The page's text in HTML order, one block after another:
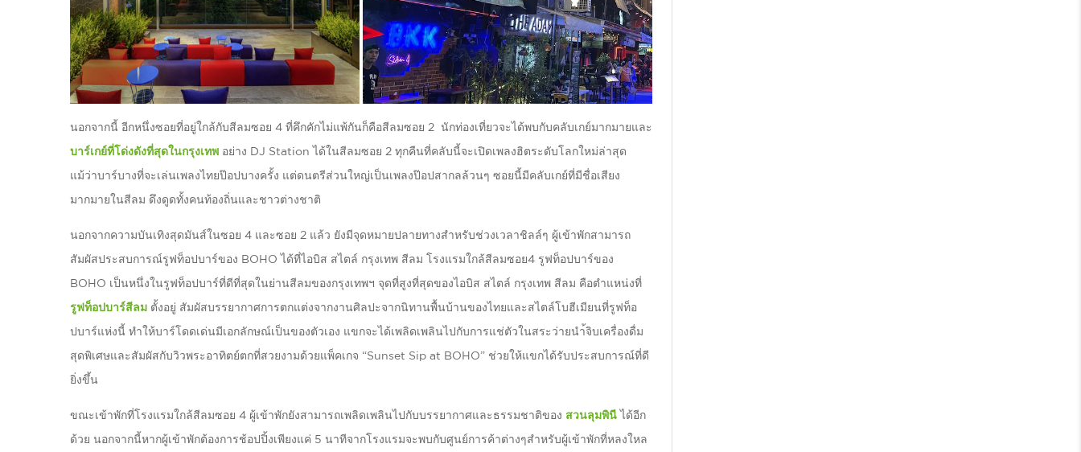
นอกจากนี้ อีกหนึ่งซอยที่อยู่ใกล้กับสีลมซอย 4 ที่คึกคักไม่แพ้กันก็คือสีลมซอย 2 นักท่องเที่ยวจะได้พบกับคลับเกย์มากมายและ
บาร์เกย์ที่โด่งดังที่สุดในกรุงเทพ อย่าง DJ Station ได้ในสีลมซอย 2 ทุกคืนที่คลับนี้จะเปิดเพลงฮิตระดับโลกใหม่ล่าสุด
แม้ว่าบาร์บางที่จะเล่นเพลงไทยป๊อปบางครั้ง แต่ดนตรีส่วนใหญ่เป็นเพลงป๊อปสากลล้วนๆ ซอยนี้มีคลับเกย์ที่มีชื่อเสียง
มากมายในสีลม ดึงดูดทั้งคนท้องถิ่นและชาวต่างชาติ
นอกจากความบันเทิงสุดมันส์ในซอย 4 และซอย 2 แล้ว ยังมีจุดหมายปลายทางสำหรับช่วงเวลาชิลล์ๆ ผู้เข้าพักสามารถ
สัมผัสประสบการณ์รูฟท็อปบาร์ของ BOHO ได้ที่ไอบิส สไตล์ กรุงเทพ สีลม โรงแรมใกล้สีลมซอย4 รูฟท็อปบาร์ของ
BOHO เป็นหนึ่งในรูฟท็อปบาร์ที่ดีที่สุดในย่านสีลมของกรุงเทพฯ จุดที่สูงที่สุดของไอบิส สไตล์ กรุงเทพ สีลม คือตำแหน่งที่
รูฟท็อปบาร์สีลม ตั้งอยู่ สัมผัสบรรยากาศการตกแต่งจากงานศิลปะจากนิทานพื้นบ้านของไทยและสไตล์โบฮีเมียนที่รูฟท็อ
ปบาร์แห่งนี้ ทำให้บาร์โดดเด่นมีเอกลักษณ์เป็นของตัวเอง แขกจะได้เพลิดเพลินไปกับการแช่ตัวในสระว่ายนำ้จิบเครื่องดื่ม
สุดพิเศษและสัมผัสกับวิวพระอาทิตย์ตกที่สวยงามด้วยแพ็คเกจ “Sunset Sip at BOHO” ช่วยให้แขกได้รับประสบการณ์ที่ดี
ยิ่งขึ้น
ขณะเข้าพักที่โรงแรมใกล้สีลมซอย 4 ผู้เข้าพักยังสามารถเพลิดเพลินไปกับบรรยากาศและธรรมชาติของ สวนลุมพินีได้อีก
ด้วย นอกจากนี้หากผู้เข้าพักต้องการช้อปปิ้งเพียงแค่ 5 นาทีจากโรงแรมจะพบกับศูนย์การค้าต่างๆสำหรับผู้เข้าพักที่หลงใหล